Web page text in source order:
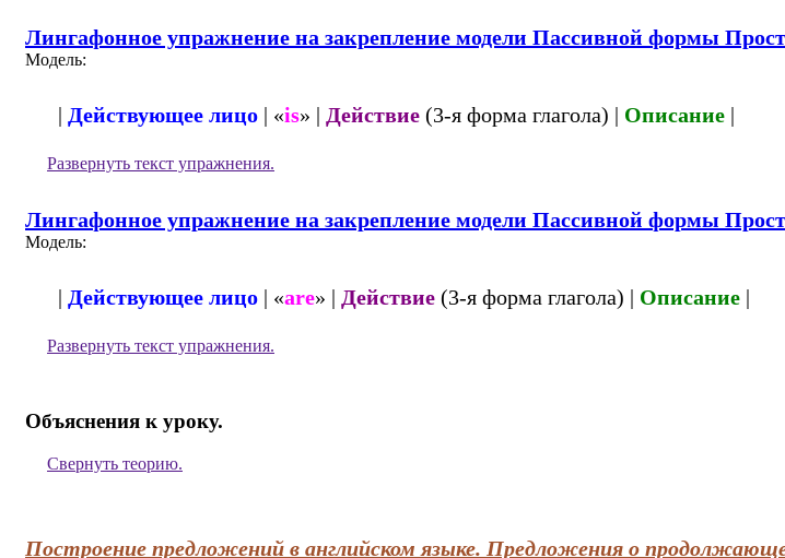
Лингафонное упражнение на закрепление модели Пассивной формы
Модель:
| Действующее лицо | «is» | Действие (3-я форма глагола) | Описание |
Развернуть текст упражнения.
Лингафонное упражнение на закрепление модели Пассивной формы
Модель:
| Действующее лицо | «are» | Действие (3-я форма глагола) | Описание |
Развернуть текст упражнения.
Объяснения к уроку.
Свернуть теорию.
Построение предложений в английском языке. Предложения о